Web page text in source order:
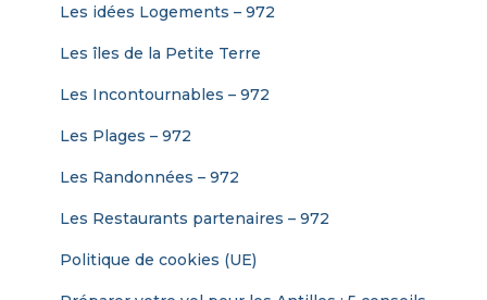
Les idées Logements – 972
Les îles de la Petite Terre
Les Incontournables – 972
Les Plages – 972
Les Randonnées – 972
Les Restaurants partenaires – 972
Politique de cookies (UE)